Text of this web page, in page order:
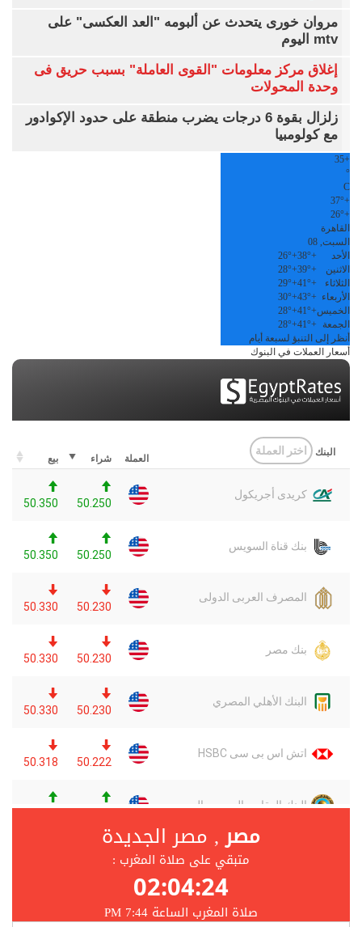
مروان خورى يتحدث عن ألبومه "العد العكسى" على
mtv اليوم
إغلاق مركز معلومات "القوى العاملة" بسبب حريق فى
وحدة المحولات
زلزال بقوة 6 درجات يضرب منطقة على حدود الإكوادور
مع كولومبيا
+
35
°
C
+
37°
+
26°
القاهرة
السبت, 08
الأحد
+
38°
+
26°
الاثنين
+
39°
+
28°
الثلاثاء
+
41°
+
29°
الأربعاء +
43°
+
30°
الخميس+
41°
+
28°
الجمعة
+
41°
+
28°
أنظر إلى التنبؤ لسبعة أيام
أسعار العملات في البنوك